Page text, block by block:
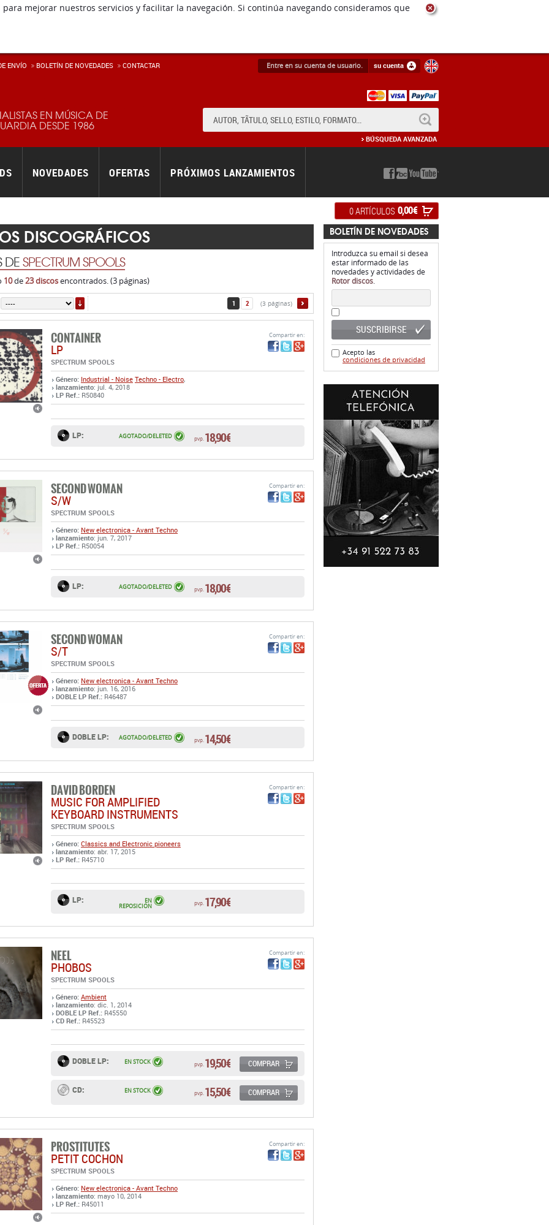
mejorar nuestros servicios y facilitar la navegación. Si continúa navegando consideramos que
EN MÚSICA DE
DESDE 1986
Entre en su cuenta de usuario. su cuenta
BÚSQUEDA AVANZADA
0 ARTÍCULOS 0,00 €
NOVEDADES OFERTAS PRÓXIMOS LANZAMIENTOS
ENVÍ­O BOLETÍN DE NOVEDADES CONTACTAR
DISCOGRÁFICOS
DESPECTRUM SPOOLS
10de23 discosencontrados. (3 páginas)
ORDENAR 1 2 (3 páginas)
CONTAINER
LP
SPECTRUM SPOOLS
Género: Industrial - Noise Techno - Electro,
lanzamiento: jul. 4, 2018
LP Ref.: R50840
Compartir en:
LP: pvp. 18,90 €
AGOTADO/DELETED
SECOND WOMAN
S/W
SPECTRUM SPOOLS
Género: New electronica - Avant Techno
lanzamiento: jun. 7, 2017
LP Ref.: R50054
Compartir en:
LP: pvp. 18,00 €
AGOTADO/DELETED
SECOND WOMAN
S/T
SPECTRUM SPOOLS
Género: New electronica - Avant Techno
lanzamiento: jun. 16, 2016
DOBLE LP Ref.: R46487
Compartir en:
DOBLE LP: pvp. 14,50 €
AGOTADO/DELETED
DAVID BORDEN
MUSIC FOR AMPLIFIED
KEYBOARD INSTRUMENTS
SPECTRUM SPOOLS
Género: Classics and Electronic pioneers
lanzamiento: abr. 17, 2015
LP Ref.: R45710
Compartir en:
LP: pvp. 17,90 €
EN
REPOSICIÓN
NEEL
PHOBOS
SPECTRUM SPOOLS
Género: Ambient
lanzamiento: dic. 1, 2014
DOBLE LP Ref.: R45550
CD Ref.: R45523
Compartir en:
DOBLE LP: pvp. 19,50 €
EN STOCK COMPRAR
CD: pvp. 15,50 €
EN STOCK COMPRAR
PROSTITUTES
PETIT COCHON
SPECTRUM SPOOLS
Género: New electronica - Avant Techno
lanzamiento: mayo 10, 2014
LP Ref.: R45011
Compartir en:
BOLETÍN DE NOVEDADES
Introduzca su email si desea
estar informado de las
novedades y actividades de
Rotor discos.
SUSCRIBIRSE
Acepto las
condiciones de privacidad